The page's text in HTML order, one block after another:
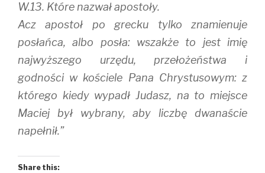
W.13. Które nazwał apostoły.
Acz apostoł po grecku tylko znamienuje
posłańca, albo posła: wszakże to jest imię
najwyższego urzędu, przełożeństwa i
godności w kościele Pana Chrystusowym: z
którego kiedy wypadł Judasz, na to miejsce
Maciej był wybrany, aby liczbę dwanaście
napełnił.”
Share this: